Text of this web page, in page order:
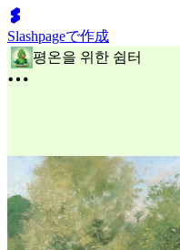
Slashpageで作成
평온을 위한 쉼터